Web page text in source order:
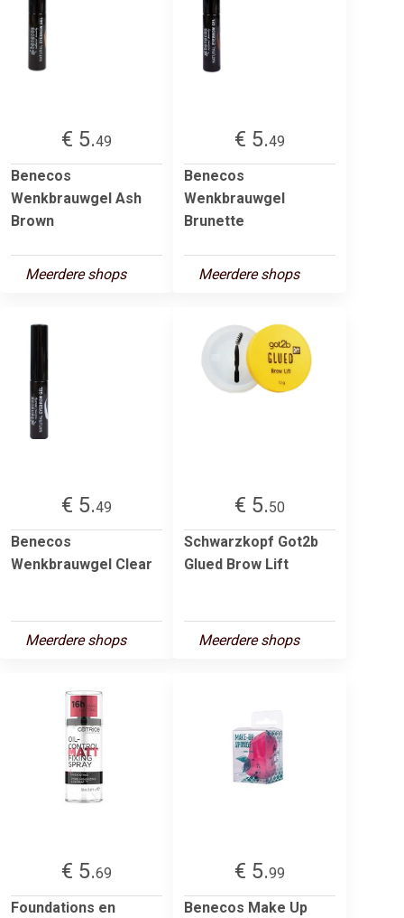
€ 5.49
Benecos
Wenkbrauwgel Ash
Brown
Meerdere shops
€ 5.49
Benecos
Wenkbrauwgel
Brunette
Meerdere shops
€ 5.49
Benecos
Wenkbrauwgel Clear
Meerdere shops
€ 5.50
Schwarzkopf Got2b
Glued Brow Lift
Meerdere shops
€ 5.69
Foundations en
€ 5.99
Benecos Make Up